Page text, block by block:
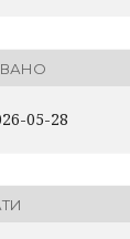
05-28